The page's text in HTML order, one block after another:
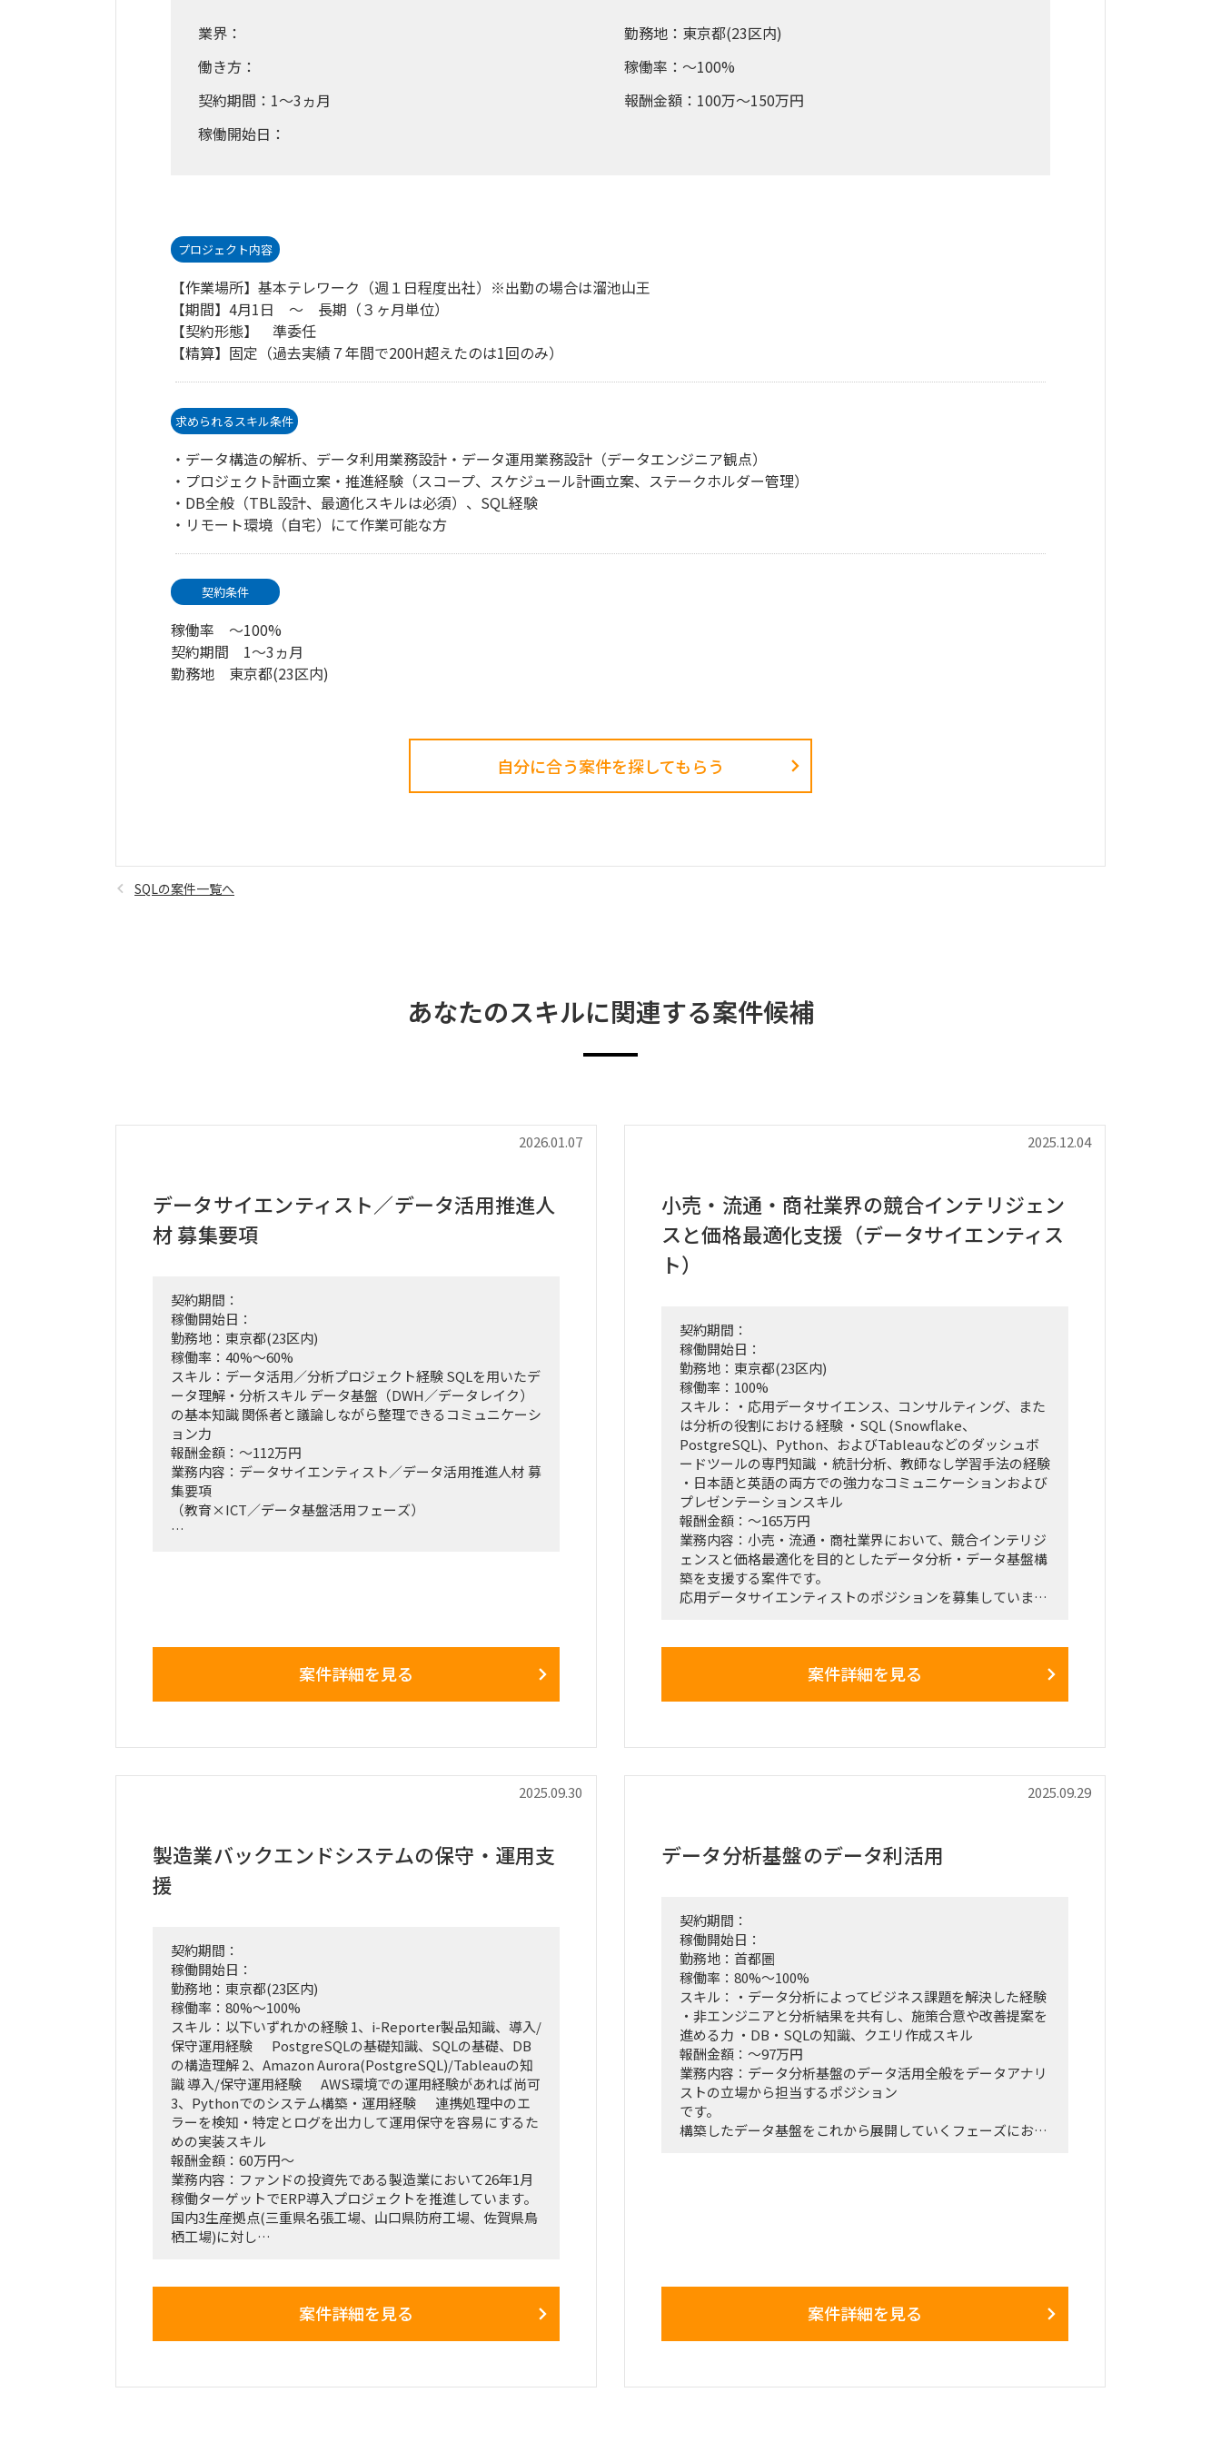
業界：
働き方：
契約期間：1～3ヵ月
稼働開始日：
勤務地：東京都(23区内)
稼働率：～100%
報酬金額：100万～150万円
プロジェクト内容
【作業場所】基本テレワーク（週１日程度出社）※出勤の場合は溜池山王
【期間】4月1日 ～ 長期（３ヶ月単位）
【契約形態】 準委任
【精算】固定（過去実績７年間で200H超えたのは1回のみ）
求められるスキル条件
・データ構造の解析、データ利用業務設計・データ運用業務設計（データエンジニア観点）
・プロジェクト計画立案・推進経験（スコープ、スケジュール計画立案、ステークホルダー管理）
・DB全般（TBL設計、最適化スキルは必須）、SQL経験
・リモート環境（自宅）にて作業可能な方
契約条件
稼働率 ～100%
契約期間 1～3ヵ月
勤務地 東京都(23区内)
自分に合う案件を探してもらう​
SQLの案件一覧へ
あなたのスキルに関連する案件候補
2026.01.07
データサイエンティスト／データ活用推進人
材 募集要項
契約期間：
稼働開始日：
勤務地：東京都(23区内)
稼働率：40%～60%
スキル：データ活用／分析プロジェクト経験 SQLを用いたデ
ータ理解・分析スキル データ基盤（DWH／データレイク）
の基本知識 関係者と議論しながら整理できるコミュニケーシ
ョン力
報酬金額：～112万円
業務内容：データサイエンティスト／データ活用推進人材 募
集要項
（教育×ICT／データ基盤活用フェーズ）
・活用方法の整理
・基盤設計の妥当性評価
・データドリブン文化の定着
といった次の一手を描ける人材が不足しており、外部専門人
既存データ基盤（AWS）の評価・改善提案
データ活用推進に向けた社内アドバイス・壁打ち
将来的なAI活用（成績予測等）を見据えた構想支援
※ 実装中心ではなく、評価・設計・示唆出しがメイン
データ活用／分析プロジェクト経験
SQLを用いたデータ理解・分析スキル
データ基盤（DWH／データレイク）の基本知識
関係者と議論しながら整理できるコミュニケーション力
【歓迎スキル】
AWSでのデータ基盤知見
データマネジメント／ガバナンス経験
データ活用組織立ち上げ支援経験
機械学習・予測分析の構想／PoC経験
【稼働条件】
形態：業務委託
稼働：週2〜3日
勤務：常駐（東京都千代田区・水道橋）
対象：社内向け（小規模チーム）
案件詳細を見る
2025.12.04
小売・流通・商社業界の競合インテリジェン
スと価格最適化支援（データサイエンティス
ト）
契約期間：
稼働開始日：
勤務地：東京都(23区内)
稼働率：100%
スキル：・応用データサイエンス、コンサルティング、また
は分析の役割における経験 ・SQL (Snowflake、
PostgreSQL)、Python、およびTableauなどのダッシュボ
ードツールの専門知識 ・統計分析、教師なし学習手法の経験
・日本語と英語の両方での強力なコミュニケーションおよび
プレゼンテーションスキル
報酬金額：～165万円
業務内容：小売・流通・商社業界において、競合インテリジ
ェンスと価格最適化を目的としたデータ分析・データ基盤構
築を支援する案件です。
応用データサイエンティストのポジションを募集していま
SQL (Snowflake, PostgreSQL), Python, Tableau, Airflow,
・分析に基づいた実行可能な戦略的インサイトを、エグゼク
・クライアントと連携し、データ活用を通じたビジネス変革
案件詳細を見る
2025.09.30
製造業バックエンドシステムの保守・運用支
援
契約期間：
稼働開始日：
勤務地：東京都(23区内)
稼働率：80%～100%
スキル：以下いずれかの経験 1、i-Reporter製品知識、導入/
保守運用経験 PostgreSQLの基礎知識、SQLの基礎、DB
の構造理解 2、Amazon Aurora(PostgreSQL)/Tableauの知
識 導入/保守運用経験 AWS環境での運用経験があれば尚可
3、Pythonでのシステム構築・運用経験 連携処理中のエ
ラーを検知・特定とログを出力して運用保守を容易にするた
めの実装スキル
報酬金額：60万円～
業務内容：ファンドの投資先である製造業において26年1月
稼働ターゲットでERP導入プロジェクトを推進しています。
国内3生産拠点(三重県名張工場、山口県防府工場、佐賀県鳥
栖工場)に対し
現在は7月から開始した外部結合テストは実施済みで、
後続のスケジュールとしては総合テスト(10月～11月)、
エンド企業のIT部門の人員不足により本番稼働後の保守を一
案件詳細を見る
2025.09.29
データ分析基盤のデータ利活用
契約期間：
稼働開始日：
勤務地：首都圏
稼働率：80%～100%
スキル：・データ分析によってビジネス課題を解決した経験
・非エンジニアと分析結果を共有し、施策合意や改善提案を
進める力 ・DB・SQLの知識、クエリ作成スキル
報酬金額：～97万円
業務内容：データ分析基盤のデータ活用全般をデータアナリ
ストの立場から担当するポジション
です。
構築したデータ基盤をこれから展開していくフェーズにおい
・データ分析結果を元にした活用提案を行い、ビジネスの意
・新規サービス・データ活用の導入検証
・社内を含むグループ各社のサポートや教育
案件詳細を見る